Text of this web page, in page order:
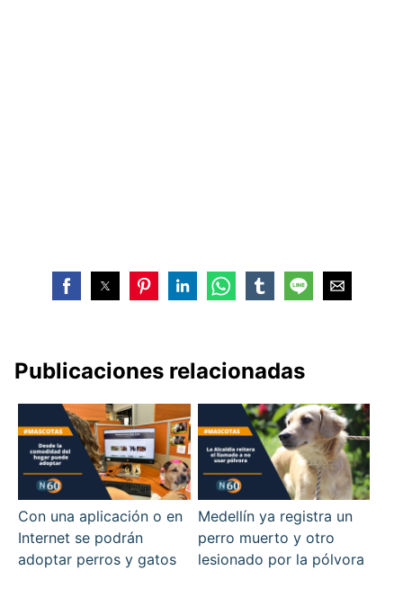
Publicaciones relacionadas
Con una aplicación o en
Internet se podrán
adoptar perros y gatos
Medellín ya registra un
perro muerto y otro
lesionado por la pólvora